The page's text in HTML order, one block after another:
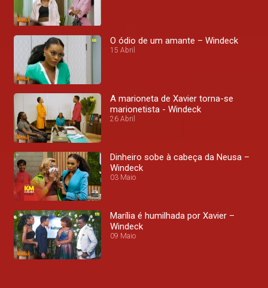
O ódio de um amante – Windeck
15 Abril
A marioneta de Xavier torna-se
marionetista - Windeck
26 Abril
Dinheiro sobe à cabeça da Neusa –
Windeck
03 Maio
Marília é humilhada por Xavier –
Windeck
09 Maio